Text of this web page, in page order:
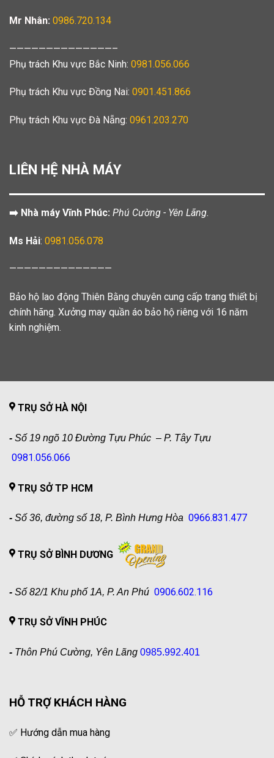
Mr Nhân: 0986.720.134
——————————————–
Phụ trách Khu vực Bắc Ninh: 0981.056.066
Phụ trách Khu vực Đồng Nai: 0901.451.866
Phụ trách Khu vực Đà Nẵng: 0961.203.270
LIÊN HỆ NHÀ MÁY
➡️ Nhà máy Vĩnh Phúc: Phú Cường - Yên Lãng.
Ms Hải: 0981.056.078
——————————————
Bảo hộ lao động Thiên Bằng chuyên cung cấp trang thiết bị
chính hãng. Xưởng may quần áo bảo hộ riêng với 16 năm
kinh nghiệm.
TRỤ SỞ HÀ NỘI
- Số 19 ngõ 10 Đường Tựu Phúc – P. Tây Tựu
0981.056.066
TRỤ SỞ TP HCM
- Số 36, đường số 18, P. Bình Hưng Hòa 0966.831.477
TRỤ SỞ BÌNH DƯƠNG
- Số 82/1 Khu phố 1A, P. An Phú 0906.602.116
TRỤ SỞ VĨNH PHÚC
- Thôn Phú Cường, Yên Lãng 0985.992.401
HỖ TRỢ KHÁCH HÀNG
✅ Hướng dẫn mua hàng